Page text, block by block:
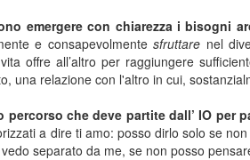
emergere con chiarezza i bisogni
e consapevolmentesfruttare nel
offre all’altro per raggiungere
una relazione con l'altro in cui,
che deve partite dall’ IO per
a dire ti amo: posso dirlo solo se
separato da me, se non posso